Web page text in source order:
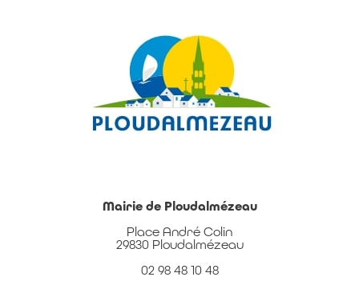
Mairie de Ploudalmézeau
Place André Colin
29830 Ploudalmézeau
02 98 48 10 48